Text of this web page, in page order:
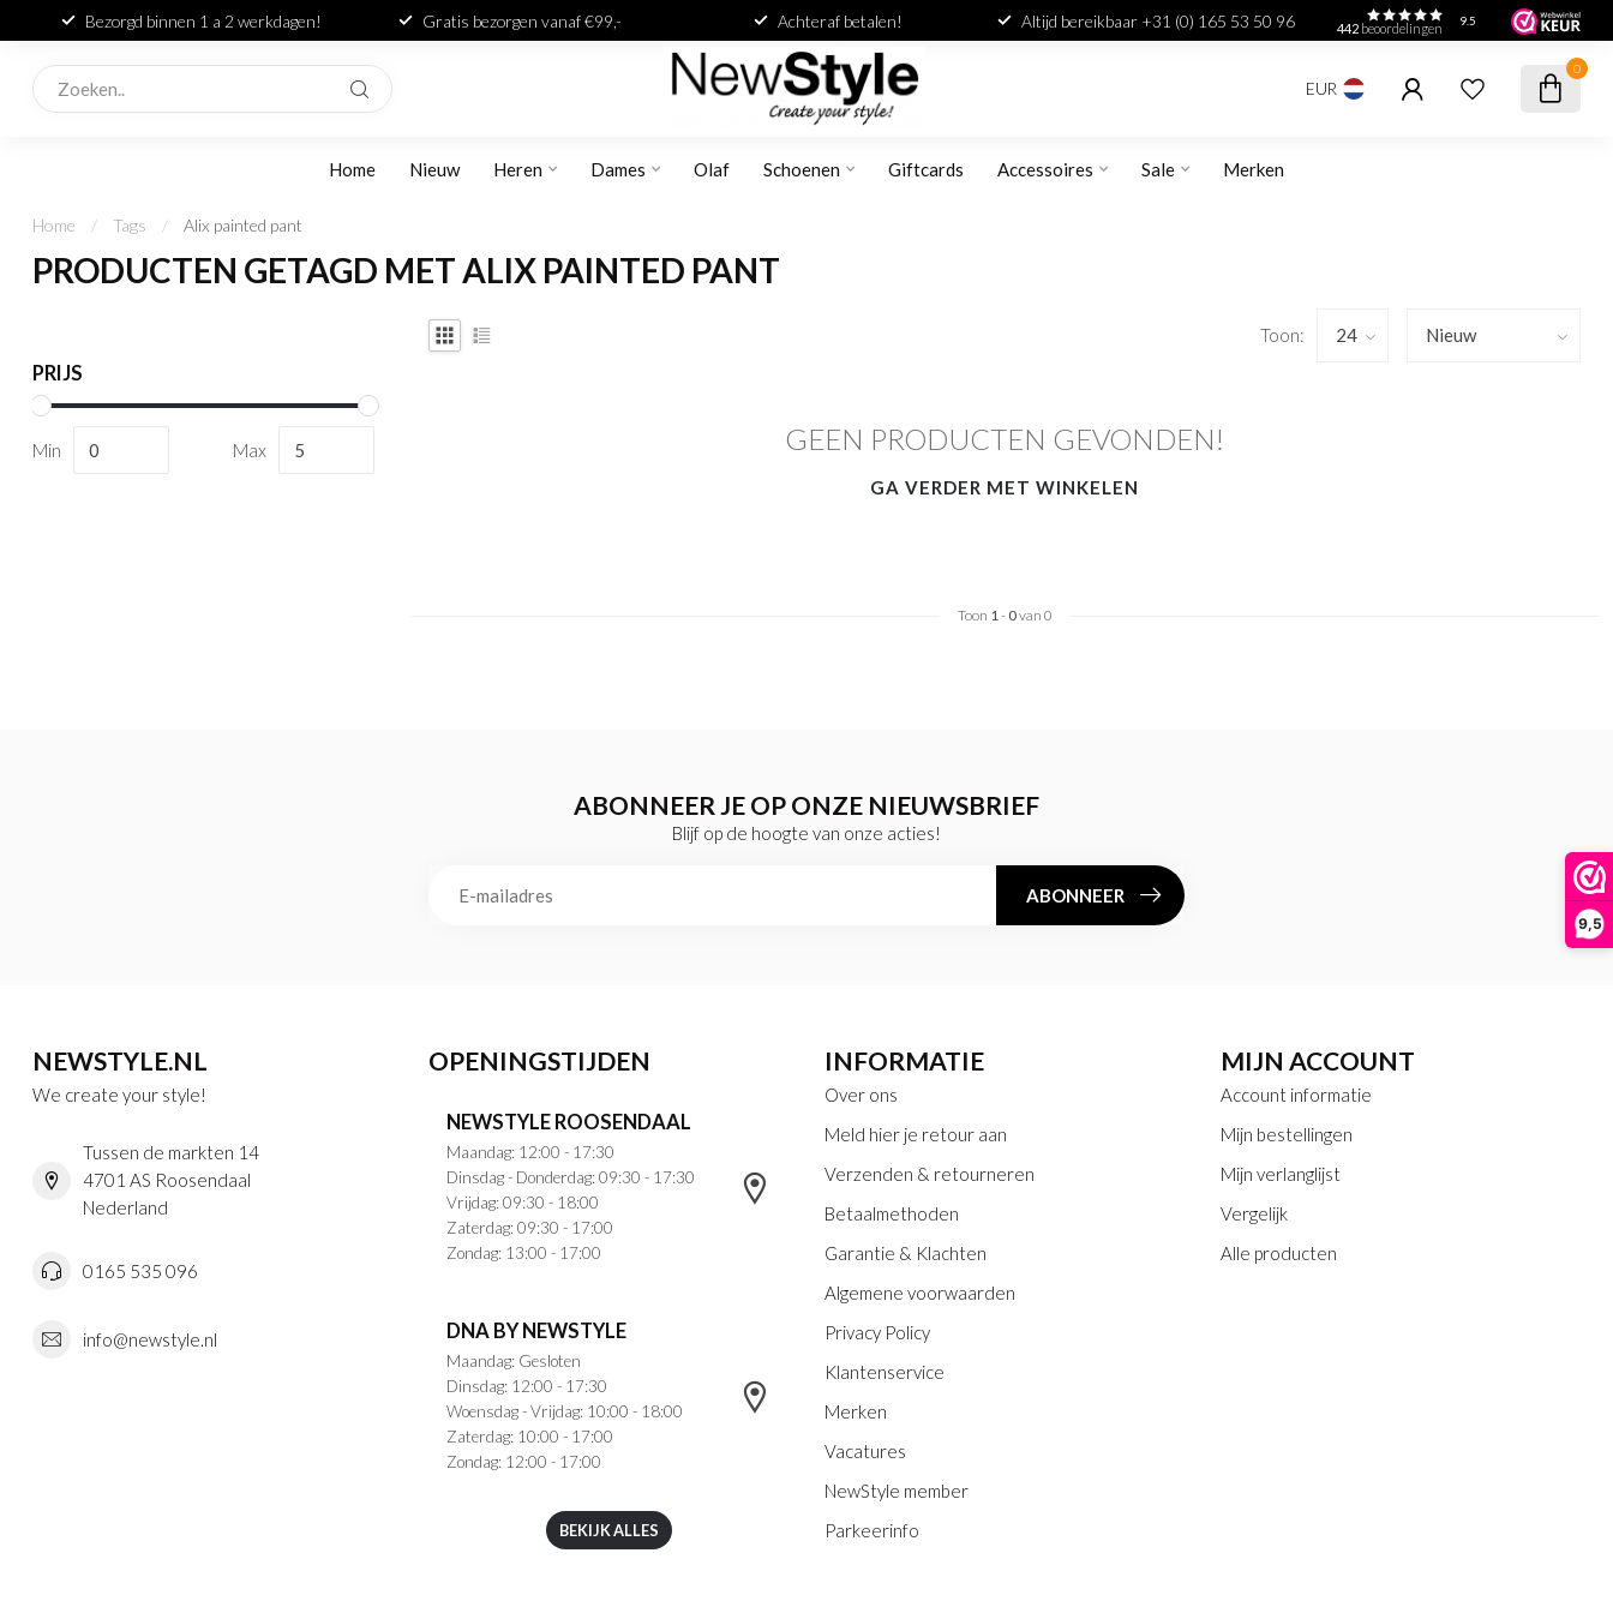
9,5
Bezorgd binnen 1 a 2 werkdagen! Gratis bezorgen vanaf €99,- Achteraf betalen! Altijd bereikbaar +31 (0) 165 53 50 96 442beoordelingen
9.5
EUR
0
Home Nieuw Heren Dames Olaf Schoenen Giftcards Accessoires Sale Merken
Home / Tags / Alix painted pant
PRODUCTEN GETAGD MET ALIX PAINTED PANT
PRIJS
Min Max
Toon:
GEEN PRODUCTEN GEVONDEN!
GA VERDER MET WINKELEN
Toon 1- 0van 0
ABONNEER JE OP ONZE NIEUWSBRIEF
Blijf op de hoogte van onze acties!
ABONNEER
NEWSTYLE.NL
We create your style!
Tussen de markten 14
4701 AS Roosendaal
Nederland
0165 535 096
info@newstyle.nl
OPENINGSTIJDEN
NEWSTYLE ROOSENDAAL
Maandag: 12:00 - 17:30
Dinsdag - Donderdag: 09:30 - 17:30
Vrijdag: 09:30 - 18:00
Zaterdag: 09:30 - 17:00
Zondag: 13:00 - 17:00
DNA BY NEWSTYLE
Maandag: Gesloten
Dinsdag: 12:00 - 17:30
Woensdag - Vrijdag: 10:00 - 18:00
Zaterdag: 10:00 - 17:00
Zondag: 12:00 - 17:00
BEKIJK ALLES
INFORMATIE
Over ons
Meld hier je retour aan
Verzenden & retourneren
Betaalmethoden
Garantie & Klachten
Algemene voorwaarden
Privacy Policy
Klantenservice
Merken
Vacatures
NewStyle member
Parkeerinfo
MIJN ACCOUNT
Account informatie
Mijn bestellingen
Mijn verlanglijst
Vergelijk
Alle producten